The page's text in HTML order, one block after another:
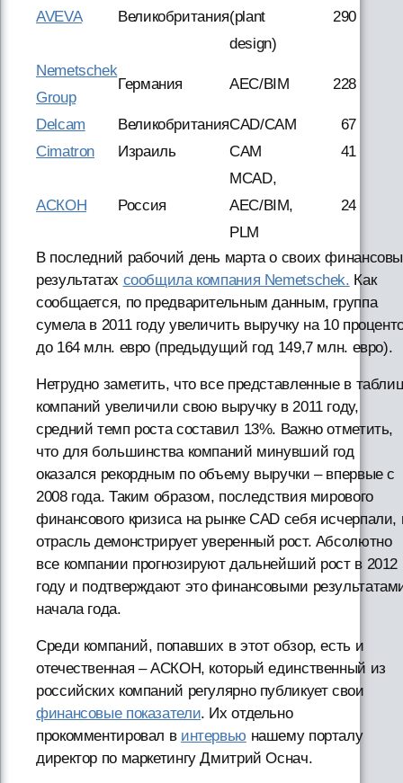
AVEVA Великобритания(plant
design)
290
Nemetschek
Group
Германия AEC/BIM 228
Delcam ВеликобританияCAD/CAM 67
Cimatron
Израиль CAM 41
АСКОН Россия
MCAD,
AEC/BIM,
PLM
24
В последний рабочий день марта о своих
результатах сообщила компания Nemetschek. Как
сообщается, по предварительным данным, группа
сумела в 2011 году увеличить выручку на 10
до 164 млн. евро (предыдущий год 149,7 млн. евро).
Нетрудно заметить, что все представленные в
компаний увеличили свою выручку в 2011 году,
средний темп роста составил 13%. Важно отметить,
что для большинства компаний минувший год
оказался рекордным по объему выручки – впервые с
2008 года. Таким образом, последствия мирового
финансового кризиса на рынке CAD себя исчерпали,
отрасль демонстрирует уверенный рост. Абсолютно
все компании прогнозируют дальнейший рост в 2012
году и подтверждают это финансовыми
начала года.
Среди компаний, попавших в этот обзор, есть и
отечественная – АСКОН, который единственный из
российских компаний регулярно публикует свои
финансовые показатели. Их отдельно
прокомментировал в интервью нашему порталу
директор по маркетингу Дмитрий Оснач.